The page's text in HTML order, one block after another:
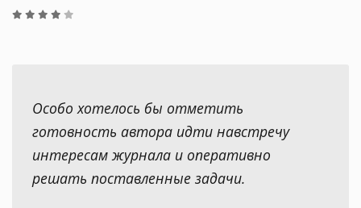
Особо хотелось бы отметить
готовность автора идти навстречу
интересам журнала и оперативно
решать поставленные задачи.